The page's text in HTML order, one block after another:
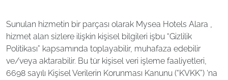
Sunulan hizmetin bir parçası olarak Mysea Hotels Alara ,
hizmet alan sizlere ilişkin kişisel bilgileri işbu “Gizlilik
Politikası” kapsamında toplayabilir, muhafaza edebilir
ve/veya aktarabilir. Bu tür kişisel veri işleme faaliyetleri,
6698 sayılı Kişisel Verilerin Korunması Kanunu (“KVKK”) ‘na